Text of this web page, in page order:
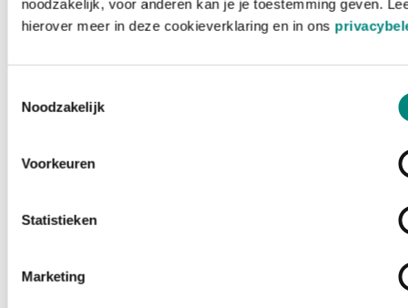
noodzakelijk, voor anderen kan je je toestemming geven.
hierover meer in deze cookieverklaring en in ons
Noodzakelijk
Voorkeuren
Statistieken
Marketing